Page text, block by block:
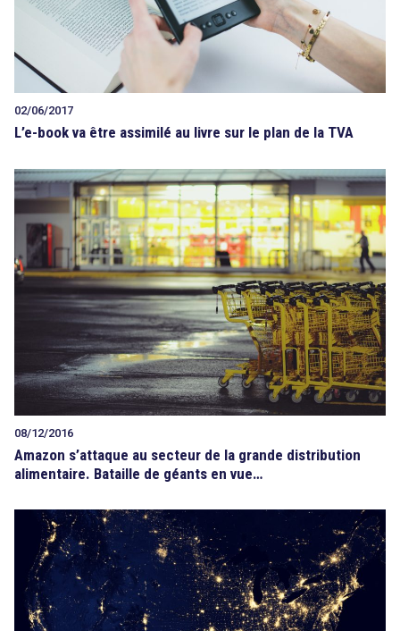
02/06/2017
L’e-book va être assimilé au livre sur le plan de la TVA
08/12/2016
Amazon s’attaque au secteur de la grande distribution
alimentaire. Bataille de géants en vue…